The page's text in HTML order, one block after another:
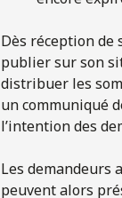
Dès réception de
publier sur son
distribuer les
un communiqué
l’intention des
Les demandeurs
peuvent alors